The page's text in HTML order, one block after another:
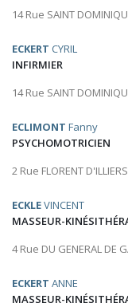
14 Rue SAINT
ECKERT CYRIL
INFIRMIER
14 Rue SAINT
ECLIMONT Fanny
PSYCHOMOTRICIEN
2 Rue FLORENT
ECKLEVINCENT
MASSEUR-
4 Rue DU GENERAL DE
ECKERT ANNE
MASSEUR-